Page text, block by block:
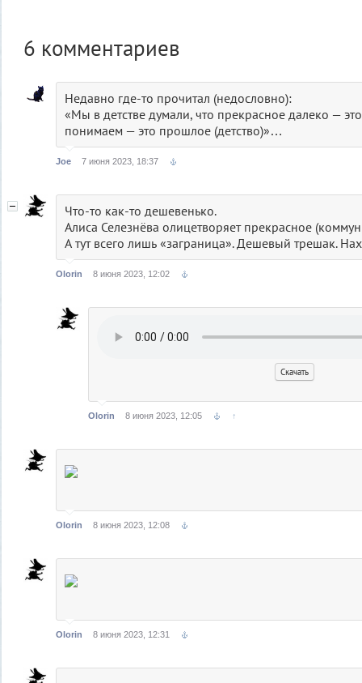
6 комментариев
Недавно где-то прочитал (недословно):
«Мы в детстве думали, что прекрасное далеко —
понимаем — это прошлое (детство)»…
Joe 7 июня 2023, 18:37
Что-то как-то дешевенько.
Алиса Селезнёва олицетворяет прекрасное
А тут всего лишь «заграница». Дешевый трешак.
Olorin 8 июня 2023, 12:02
Скачать
Olorin 8 июня 2023, 12:05 ↑
Olorin 8 июня 2023, 12:08
Olorin 8 июня 2023, 12:31